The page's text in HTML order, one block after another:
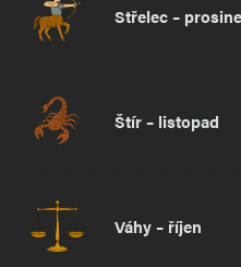
Střelec –
Štír – listopad
Váhy – říjen